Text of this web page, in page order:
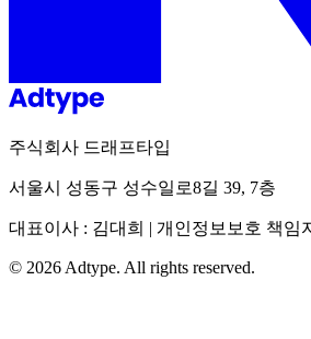
주식회사 드래프타입
서울시 성동구 성수일로8길 39, 7층
대표이사 : 김대희 | 개인정보보호 책임
© 2026 Adtype. All rights reserved.